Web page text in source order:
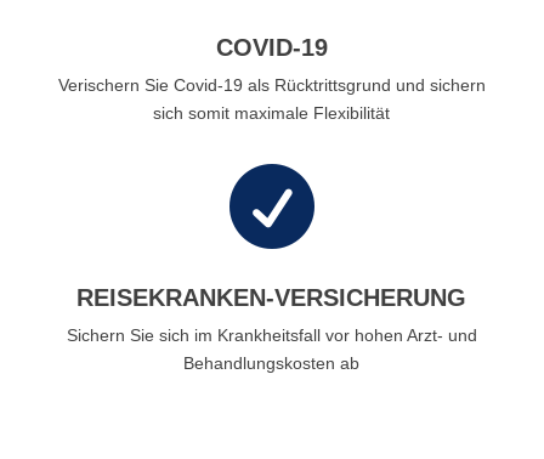
COVID-19
Verischern Sie Covid-19 als Rücktrittsgrund und sichern
sich somit maximale Flexibilität

REISEKRANKEN-VERSICHERUNG
Sichern Sie sich im Krankheitsfall vor hohen Arzt- und
Behandlungskosten ab